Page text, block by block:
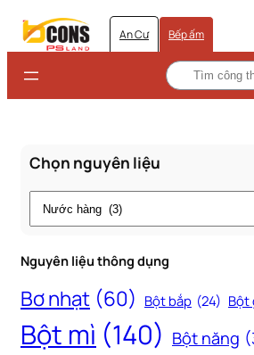
An Cư Bếp ấm
Chọn nguyên liệu
Thẻ
Nguyên liệu thông dụng
Bơ nhạt (60) Bột bắp (24) Bột
Bột mì (140) Bột năng